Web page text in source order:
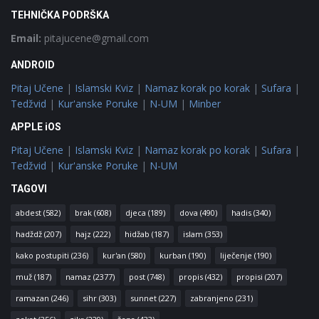
TEHNIČKA PODRŠKA
Email: pitajucene@gmail.com
ANDROID
Pitaj Učene | Islamski Kviz | Namaz korak po korak | Sufara |
Tedžvid | Kur'anske Poruke | N-UM | Minber
APPLE iOS
Pitaj Učene | Islamski Kviz | Namaz korak po korak | Sufara |
Tedžvid | Kur'anske Poruke | N-UM
TAGOVI
abdest (582) brak (608) djeca (189) dova (490) hadis (340)
hadždž (207) hajz (222) hidžab (187) islam (353)
kako postupiti (236) kur'an (580) kurban (190) liječenje (190)
muž (187) namaz (2377) post (748) propis (432) propisi (207)
ramazan (246) sihr (303) sunnet (227) zabranjeno (231)